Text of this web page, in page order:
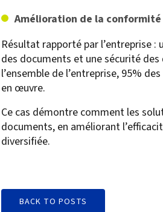
Amélioration de la
Résultat rapporté par l’entreprise
des documents et une sécurité
l’ensemble de l’entreprise, 95%
en œuvre.
Ce cas démontre comment les
documents, en améliorant
diversifiée.
BACK TO POSTS